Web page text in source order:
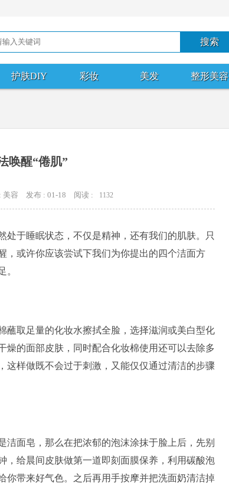
护肤DIY 彩妆 美发 整形美容
唤醒“倦肌”
美容 发布 : 01-18 阅读 : 1132
于睡眠状态，不仅是精神，还有我们的肌肤。只
，或许你应该尝试下我们为你提出的四个洁面方
。
取足量的化妆水擦拭全脸，选择滋润或美白型化
燥的面部皮肤，同时配合化妆棉使用还可以去除多
这样做既不会过于刺激，又能仅仅通过清洁的步骤
面皂，那么在把浓郁的泡沫涂抹于脸上后，先别
给晨间皮肤做第一道即刻面膜保养，利用碳酸泡
你带来好气色。之后再用手按摩并把洗面奶清洁掉